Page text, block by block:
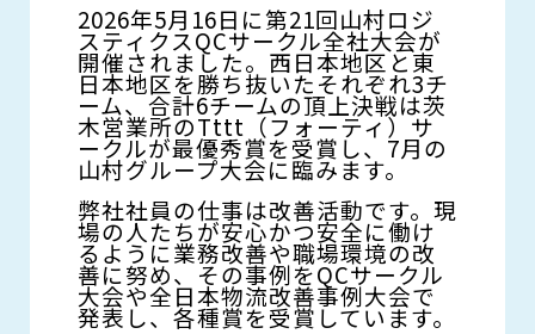
2026年5月16日に第21回山村ロジ
スティクスQCサークル全社大会が
開催されました。西日本地区と東
日本地区を勝ち抜いたそれぞれ3チ
ーム、合計6チームの頂上決戦は茨
木営業所のTttt（フォーティ）サ
ークルが最優秀賞を受賞し、7月の
山村グループ大会に臨みます。
弊社社員の仕事は改善活動です。現
場の人たちが安心かつ安全に働け
るように業務改善や職場環境の改
善に努め、その事例をQCサークル
大会や全日本物流改善事例大会で
発表し、各種賞を受賞しています。